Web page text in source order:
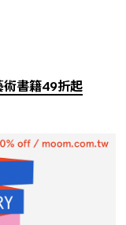
書籍49折起